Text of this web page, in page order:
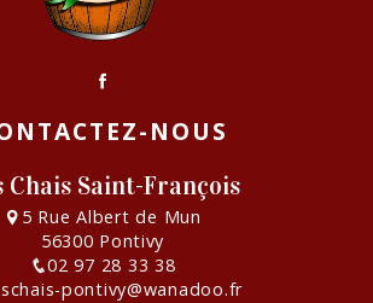
NOUS
Chais Saint-François
5 Rue Albert de Mun
56300 Pontivy
02 97 28 33 38
pontivy@wanadoo.fr